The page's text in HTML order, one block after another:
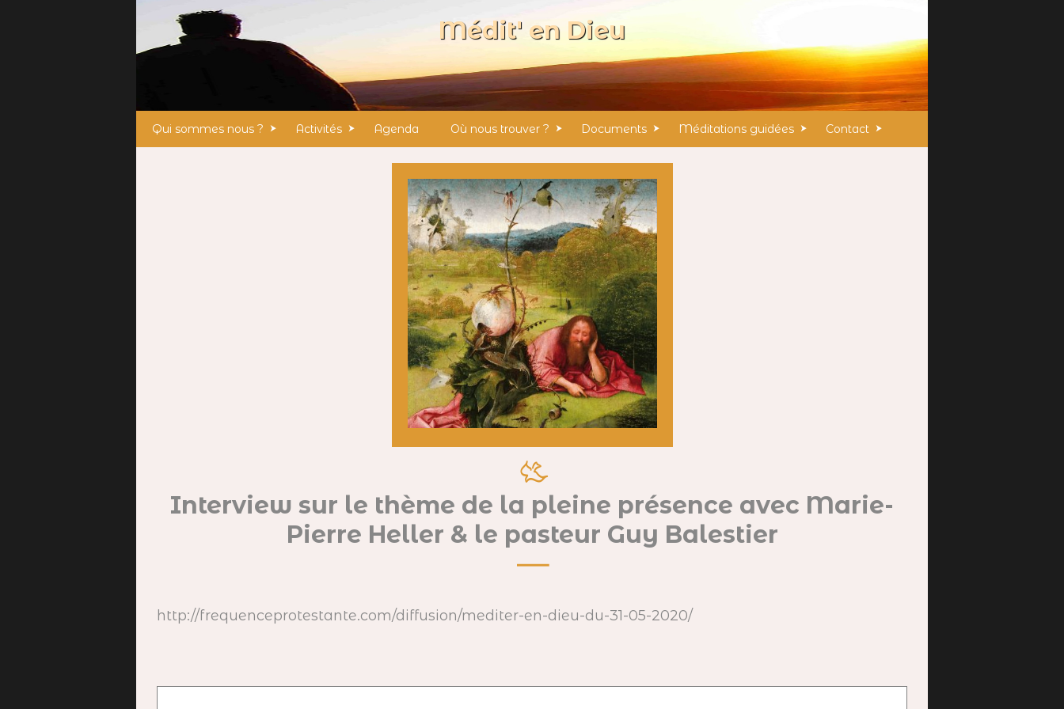
Médit' en Dieu
Qui sommes nous ? Activités Agenda Où nous trouver ? Documents Méditations guidées Contact
Interview sur le thème de la pleine présence avec Marie-
Pierre Heller & le pasteur Guy Balestier
http://frequenceprotestante.com/diffusion/mediter-en-dieu-du-31-05-2020/